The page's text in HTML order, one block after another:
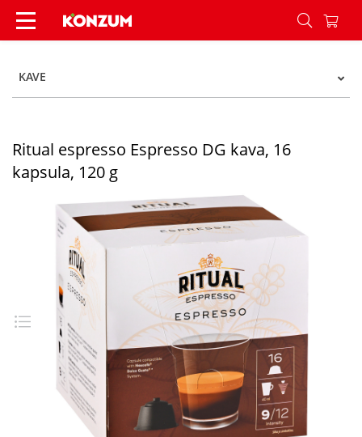
Ritual espresso Espresso DG kava, 16 kapsula,
KAVE
Ritual espresso Espresso DG kava, 16
kapsula, 120 g